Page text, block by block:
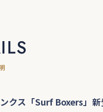
クス「Surf Boxers」新